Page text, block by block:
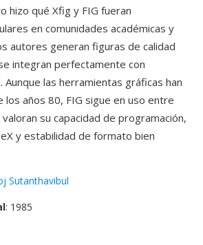
hizo qué Xfig y FIG fueran
en comunidades académicas y
autores generan figuras de calidad
integran perfectamente con
Aunque las herramientas gráficas han
los años 80, FIG sigue en uso entre
su capacidad de programación,
y estabilidad de formato bien
Sutanthavibul
: 1985